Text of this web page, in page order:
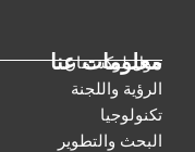
معلومات عنا
حول لوكسمان
الرؤية واللجنة
تكنولوجيا
البحث والتطوير